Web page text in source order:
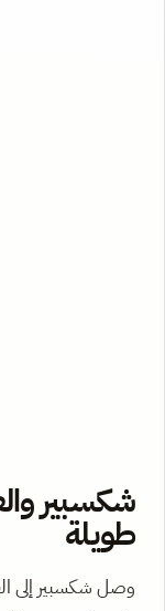
شكسبير
طويلة
وصل شكسبير إلى